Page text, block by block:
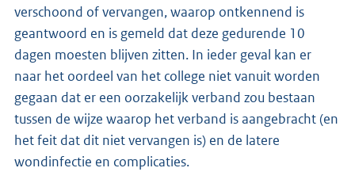
verschoond of vervangen, waarop ontkennend is
geantwoord en is gemeld dat deze gedurende 10
dagen moesten blijven zitten. In ieder geval kan er
naar het oordeel van het college niet vanuit worden
gegaan dat er een oorzakelijk verband zou bestaan
tussen de wijze waarop het verband is aangebracht (en
het feit dat dit niet vervangen is) en de latere
wondinfectie en complicaties.